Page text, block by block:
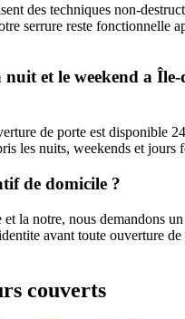
des techniques non-
serrure reste fonctionnelle
et le weekend a Île-
de porte est disponible
les nuits, weekends et jours
de domicile ?
la notre, nous demandons
avant toute ouverture
couverts